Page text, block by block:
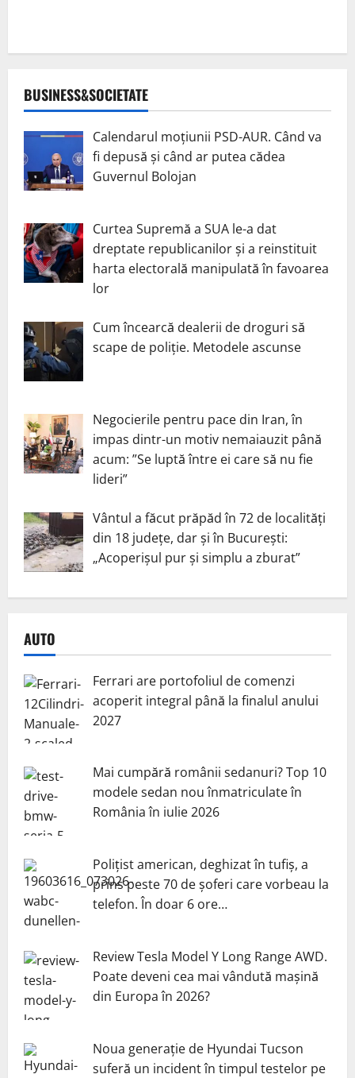
BUSINESS&SOCIETATE
Calendarul moțiunii PSD-AUR. Când va
fi depusă și când ar putea cădea
Guvernul Bolojan
Curtea Supremă a SUA le-a dat
dreptate republicanilor și a reinstituit
harta electorală manipulată în favoarea
lor
Cum încearcă dealerii de droguri să
scape de poliție. Metodele ascunse
Negocierile pentru pace din Iran, în
impas dintr-un motiv nemaiauzit până
acum: ”Se luptă între ei care să nu fie
lideri”
Vântul a făcut prăpăd în 72 de localități
din 18 județe, dar și în București:
„Acoperișul pur și simplu a zburat”
AUTO
Ferrari are portofoliul de comenzi
acoperit integral până la finalul anului
2027
Mai cumpără românii sedanuri? Top 10
modele sedan nou înmatriculate în
România în iulie 2026
Polițist american, deghizat în tufiș, a
prins peste 70 de șoferi care vorbeau la
telefon. În doar 6 ore…
Review Tesla Model Y Long Range AWD.
Poate deveni cea mai vândută mașină
din Europa în 2026?
Noua generație de Hyundai Tucson
suferă un incident în timpul testelor pe